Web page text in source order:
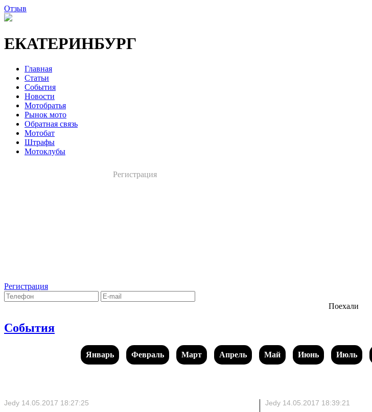
Отзыв
ЕКАТЕРИНБУРГ
Главная
Статьи
События
Новости
Мотобратья
Рынок мото
Обратная связь
Мотобат
Штрафы
Мотоклубы
Регистрация
Регистрация
Поехали
События
Январь Февраль Март Апрель Май Июнь Июль
Jedy 14.05.2017 18:27:25 Jedy 14.05.2017 18:39:21